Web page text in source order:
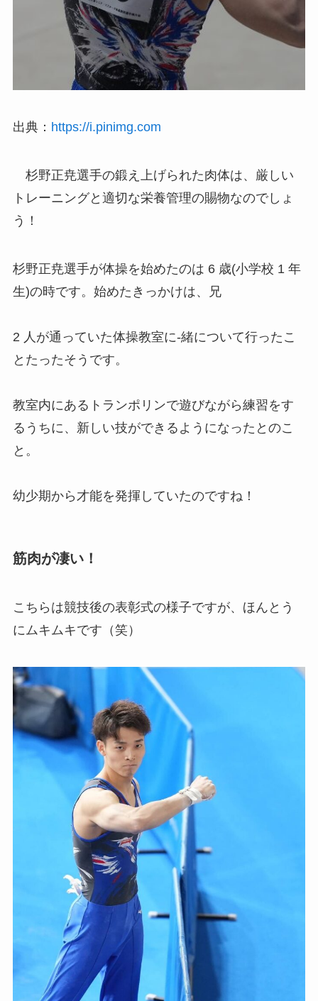
出典： https://i.pinimg.com
杉野正尭選手の鍛え上げられた肉体は、厳しい
トレーニングと適切な栄養管理の賜物なのでしょ
う！
杉野正尭選手が体操を始めたのは 6 歳(小学校 1 年
生)の時です。始めたきっかけは、兄
2 人が通っていた体操教室に-緒について行ったこ
とたったそうです。
教室内にあるトランポリンで遊びながら練習をす
るうちに、新しい技ができるようになったとのこ
と。
幼少期から才能を発揮していたのですね！
筋肉が凄い！
こちらは競技後の表彰式の様子ですが、 ほんとう
にムキムキです（笑）